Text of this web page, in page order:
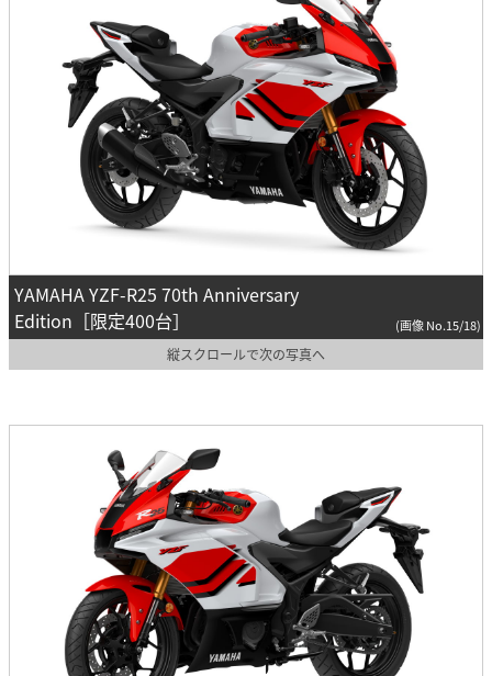
YAMAHA YZF-R25 70th Anniversary
Edition［限定400台］
(画像 No.15/18)
縦スクロールで次の写真へ